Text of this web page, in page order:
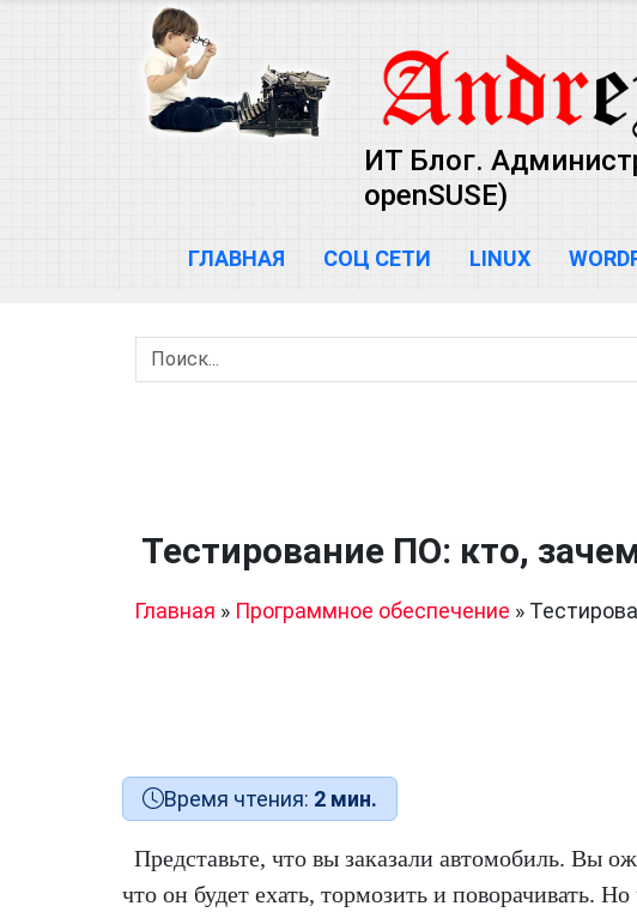
ИТ Блог.
openSUSE)
ГЛАВНАЯ СОЦ СЕТИ LINUX
Тестирование ПО: кто,
Главная » Программное обеспечение »
Время чтения: 2 мин.
Представьте, что вы заказали автомобиль. Вы
что он будет ехать, тормозить и поворачивать. Но